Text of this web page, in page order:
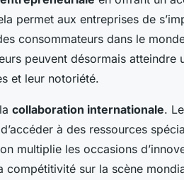
permet aux entreprises de
consommateurs dans le
peuvent désormais atteindre
et leur notoriété.
collaboration internationale.
à des ressources
multiplie les occasions
sur la scène